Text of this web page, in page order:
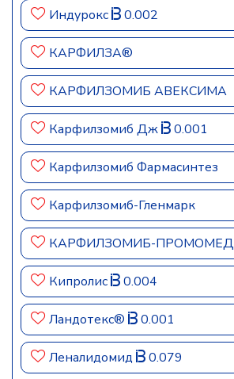
Индурокс 0.002
КАРФИЛЗА®
КАРФИЛЗОМИБ АВЕКСИМА
Карфилзомиб Дж 0.001
Карфилзомиб Фармасинтез
Карфилзомиб-Гленмарк
КАРФИЛЗОМИБ-ПРОМОМЕД
Кипролис 0.004
Ландотекс® 0.001
Леналидомид 0.079